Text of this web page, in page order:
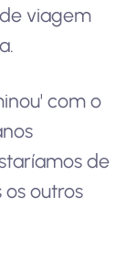
viagem
com o
de
outros